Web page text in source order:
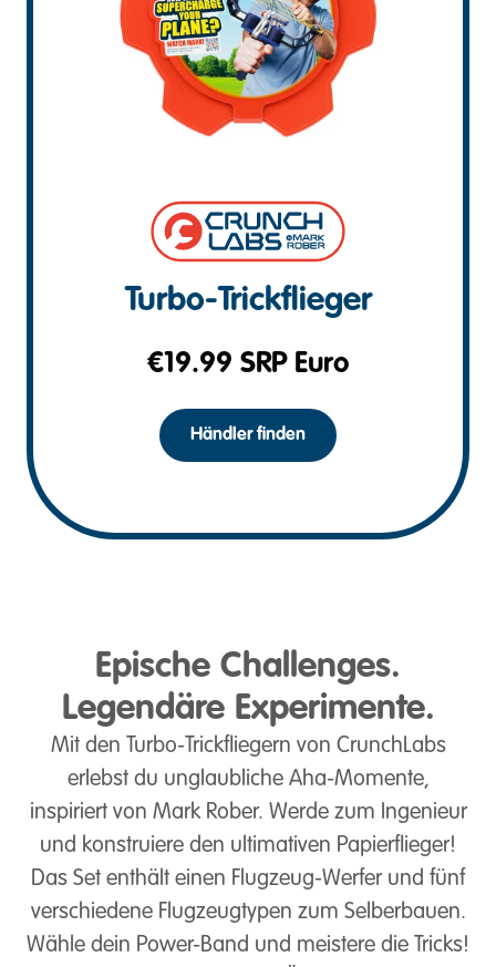
Turbo-Trickflieger
€19.99 SRP Euro
Händler finden
Epische Challenges.
Legendäre Experimente.
Mit den Turbo-Trickfliegern von CrunchLabs
erlebst du unglaubliche Aha-Momente,
inspiriert von Mark Rober. Werde zum Ingenieur
und konstruiere den ultimativen Papierflieger!
Das Set enthält einen Flugzeug-Werfer und fünf
verschiedene Flugzeugtypen zum Selberbauen.
Wähle dein Power-Band und meistere die Tricks!